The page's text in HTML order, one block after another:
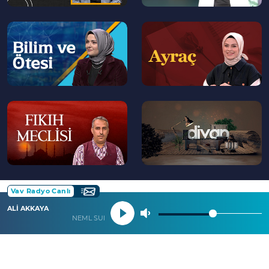
--
--
--
>
--
ALİ AKKAYA
NEML SURESİ 1 İLA 14. AYETLER
Vav Radyo Canlı